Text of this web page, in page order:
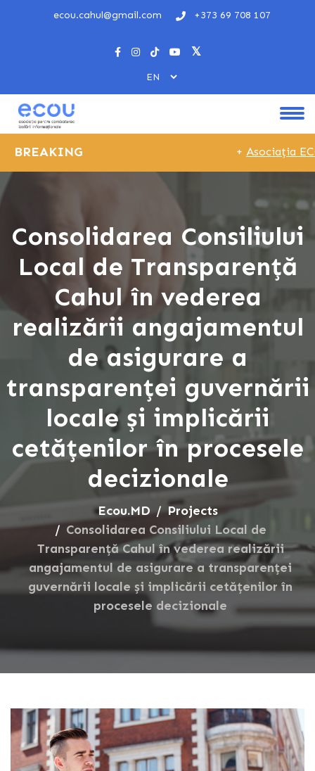
ecou.cahul@gmail.com +373 69 708 107
BREAKING Asociația
Consolidarea Consiliului
Local de Transparență
Cahul în vederea
realizării angajamentul
de asigurare a
transparenței guvernării
locale și implicării
cetățenilor în procesele
decizionale
Ecou.MD
Projects
Consolidarea Consiliului Local de
Transparență Cahul în vederea realizării
angajamentul de asigurare a transparenței
guvernării locale și implicării cetățenilor în
procesele decizionale